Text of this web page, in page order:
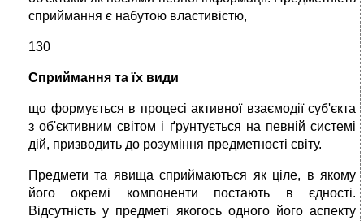
сприймання є набутою властивістю,
130
Сприймання та їх види
що формується в процесі активної взаємодії суб'єкта
з об'єктивним світом і ґрунтується на певній системі
дій, призводить до розуміння предметності світу.
Предмети та явища сприймаються як ціле, в якому
його окремі компоненти постають в єдності.
Відсутність у предметі якогось одного його аспекту